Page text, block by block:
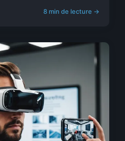
8 min de lecture →